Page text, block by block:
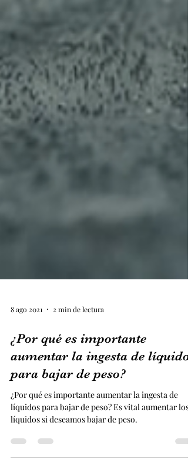
¿Por qué es importante
aumentar la ingesta de líquidos
para bajar de peso?
¿Por qué es importante aumentar la ingesta de
líquidos para bajar de peso? Es vital aumentar los
líquidos si deseamos bajar de peso.